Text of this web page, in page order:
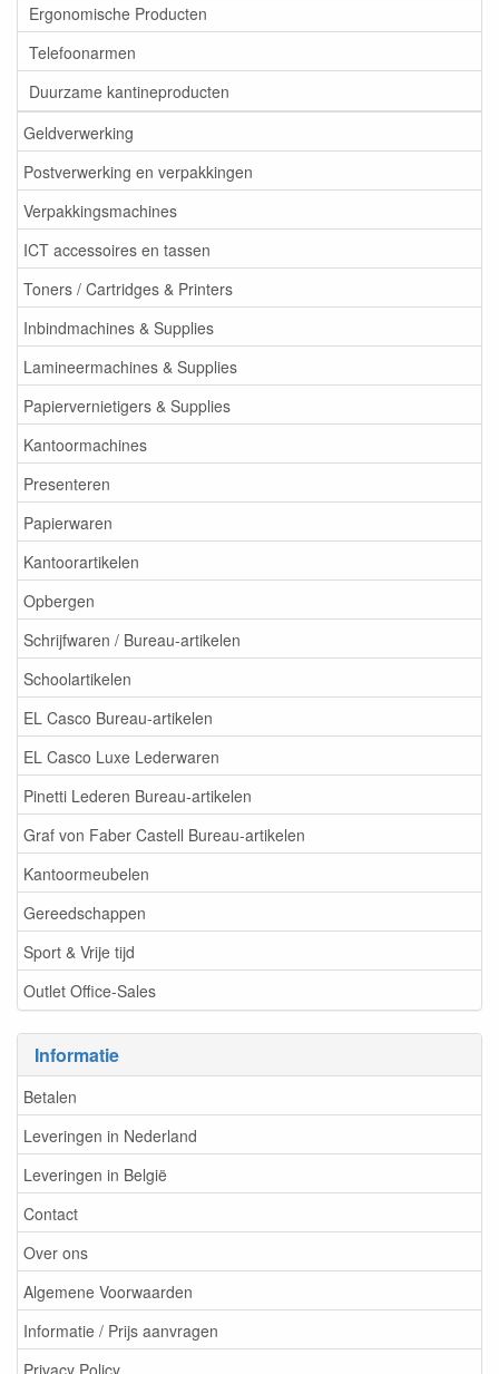
Ergonomische Producten
Telefoonarmen
Duurzame kantineproducten
Geldverwerking
Postverwerking en verpakkingen
Verpakkingsmachines
ICT accessoires en tassen
Toners / Cartridges & Printers
Inbindmachines & Supplies
Lamineermachines & Supplies
Papiervernietigers & Supplies
Kantoormachines
Presenteren
Papierwaren
Kantoorartikelen
Opbergen
Schrijfwaren / Bureau-artikelen
Schoolartikelen
EL Casco Bureau-artikelen
EL Casco Luxe Lederwaren
Pinetti Lederen Bureau-artikelen
Graf von Faber Castell Bureau-artikelen
Kantoormeubelen
Gereedschappen
Sport & Vrije tijd
Outlet Office-Sales
Informatie
Betalen
Leveringen in Nederland
Leveringen in België
Contact
Over ons
Algemene Voorwaarden
Informatie / Prijs aanvragen
Privacy Policy